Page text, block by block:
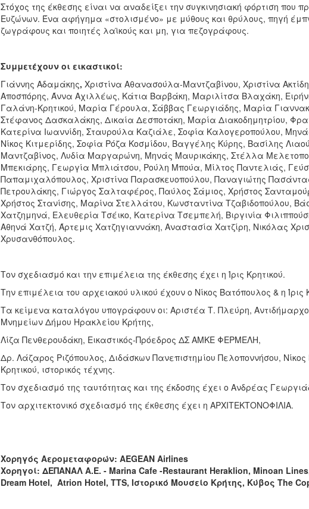
Στόχος της έκθεσης είναι να αναδείξει την συγκινησιακή φόρτιση
Ευζώνων. Ένα αφήγημα «στολισμένο» με μύθους και θρύλους, πηγή
ζωγράφους και ποιητές λαϊκούς και μη, για πεζογράφους.
Συμμετέχουν οι εικαστικοί:
Γιάννης Αδαμάκης, Χριστίνα Αθανασούλα-Μαντζαβίνου, Χριστίνα
Αποσπόρης, Άννα Αχιλλέως, Κάτια Βαρβάκη, Μαριλίτσα Βλαχάκη,
Γαλάνη-Κρητικού, Μαρία Γέρουλα, Σάββας Γεωργιάδης, Μαρία
Στέφανος Δασκαλάκης, Δικαία Δεσποτάκη, Μαρία Διακοδημητρίου,
Κατερίνα Ιωαννίδη, Σταυρούλα Καζιάλε, Σοφία Καλογεροπούλου,
Νίκος Κιτμερίδης, Σοφία Ρόζα Κοσμίδου, Βαγγέλης Κύρης, Βασίλης
Μαντζαβίνος, Λυδία Μαργαρώνη, Μηνάς Μαυρικάκης, Στέλλα
Μπεκιάρης, Γεωργία Μπλιάτσου, Ρούλη Μπούα, Μίλτος Παντελιάς,
Παπαμιχαλόπουλος, Χριστίνα Παρασκευοπούλου, Παναγιώτης
Πετρουλάκης, Γιώργος Σαλταφέρος, Παύλος Σάμιος, Χρήστος
Χρήστος Στανίσης, Μαρίνα Στελλάτου, Κωνσταντίνα Τζαβιδοπούλου,
Χατζημηνά, Ελευθερία Τσέικο, Κατερίνα Τσεμπελή, Βιργινία
Αθηνά Χατζή, Άρτεμις Χατζηγιαννάκη, Αναστασία Χατζίρη, Νικόλας
Χρυσανθόπουλος.
Τον σχεδιασμό και την επιμέλεια της έκθεσης έχει η Ίρις Κρητικού.
Την επιμέλεια του αρχειακού υλικού έχουν ο Νίκος Βατόπουλος & η Ίρις
Τα κείμενα καταλόγου υπογράφουν οι: Αριστέα Τ. Πλεύρη,
Μνημείων Δήμου Ηρακλείου Κρήτης,
Λίζα Πενθερουδάκη, Εικαστικός-Πρόεδρος ΔΣ ΑΜΚΕ ΦΕΡΜΕΛΗ,
Δρ. Λάζαρος Ριζόπουλος, Διδάσκων Πανεπιστημίου Πελοποννήσου,
Κρητικού, ιστορικός τέχνης.
Τον σχεδιασμό της ταυτότητας και της έκδοσης έχει ο Ανδρέας
Τον αρχιτεκτονικό σχεδιασμό της έκθεσης έχει η ΑΡΧΙΤΕΚΤΟΝΟΦΙΛΙΑ.
Χορηγός Αερομεταφορών: AEGEAN Airlines
Χορηγοί: ΔΕΠΑΝΑΛ Α.Ε. - Marina Cafe -Restaurant Heraklion, Minoan
Dream Hotel, Atrion Hotel, TTS, Ιστορικό Μουσείο Κρήτης, Κύβος The